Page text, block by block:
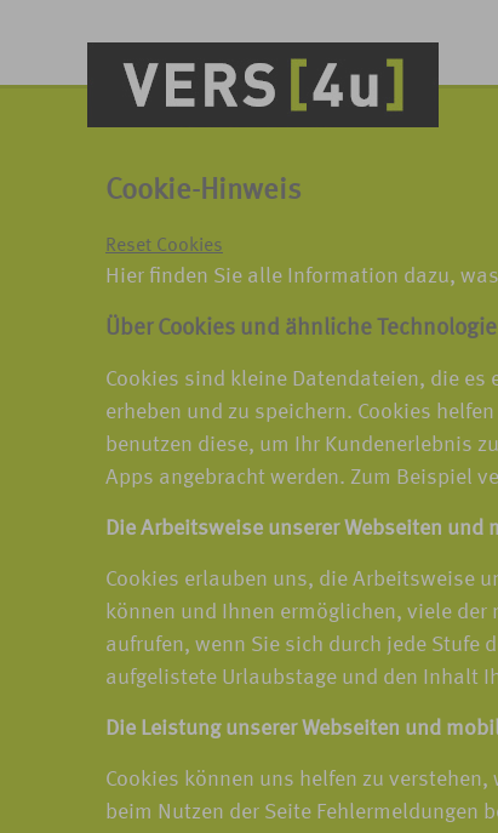
Cookie-Hinweis
Reset Cookies
Hier finden Sie alle Information dazu,
Über Cookies und ähnliche
Cookies sind kleine Datendateien, die es
erheben und zu speichern. Cookies
benutzen diese, um Ihr Kundenerlebnis
Apps angebracht werden. Zum Beispiel
Die Arbeitsweise unserer Webseiten und
Cookies erlauben uns, die Arbeitsweise
können und Ihnen ermöglichen, viele
aufrufen, wenn Sie sich durch jede Stufe
aufgelistete Urlaubstage und den Inhalt
Die Leistung unserer Webseiten und
Cookies können uns helfen zu
beim Nutzen der Seite Fehlermeldungen